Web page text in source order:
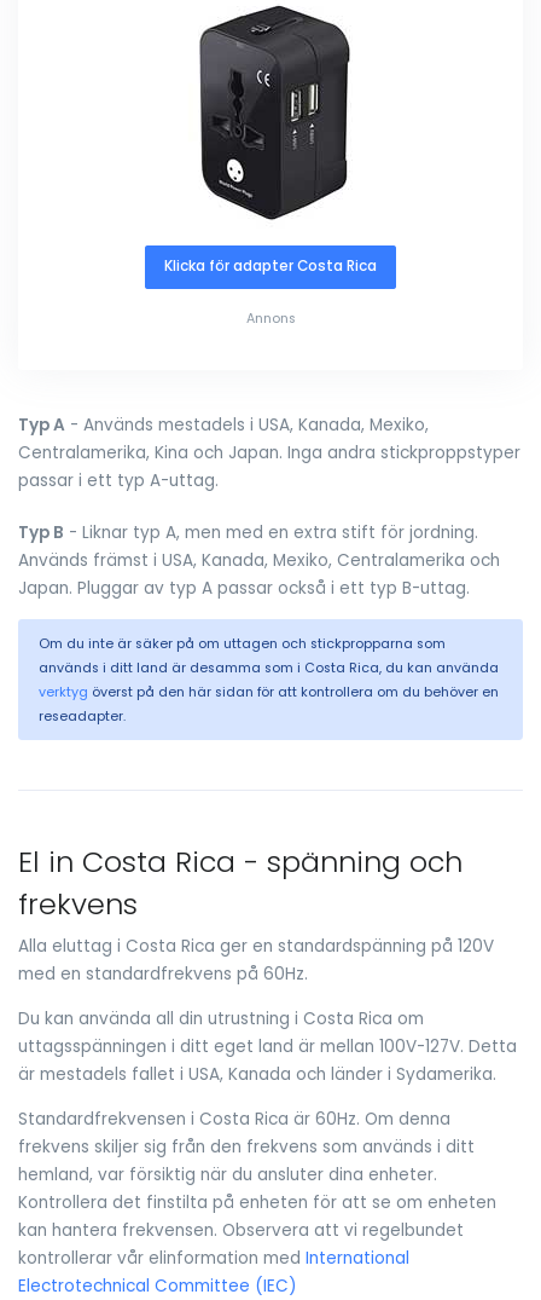
Klicka för adapter Costa Rica
Annons
Typ A - Används mestadels i USA, Kanada, Mexiko,
Centralamerika, Kina och Japan. Inga andra stickproppstyper
passar i ett typ A-uttag.
Typ B - Liknar typ A, men med en extra stift för jordning.
Används främst i USA, Kanada, Mexiko, Centralamerika och
Japan. Pluggar av typ A passar också i ett typ B-uttag.
Om du inte är säker på om uttagen och stickpropparna som
används i ditt land är desamma som i Costa Rica, du kan använda
verktyg överst på den här sidan för att kontrollera om du behöver en
reseadapter.
El in Costa Rica - spänning och
frekvens
Alla eluttag i Costa Rica ger en standardspänning på 120V
med en standardfrekvens på 60Hz.
Du kan använda all din utrustning i Costa Rica om
uttagsspänningen i ditt eget land är mellan 100V-127V. Detta
är mestadels fallet i USA, Kanada och länder i Sydamerika.
Standardfrekvensen i Costa Rica är 60Hz. Om denna
frekvens skiljer sig från den frekvens som används i ditt
hemland, var försiktig när du ansluter dina enheter.
Kontrollera det finstilta på enheten för att se om enheten
kan hantera frekvensen. Observera att vi regelbundet
kontrollerar vår elinformation med International
Electrotechnical Committee (IEC)